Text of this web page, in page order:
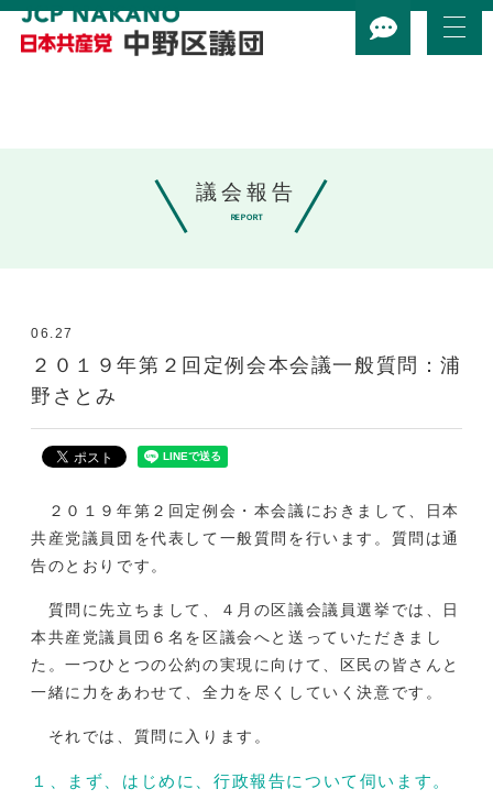
議会報告
REPORT
06.27
２０１９年第２回定例会本会議一般質問：浦
野さとみ
２０１９年第２回定例会・本会議におきまして、日本
共産党議員団を代表して一般質問を行います。質問は通
告のとおりです。
質問に先立ちまして、４月の区議会議員選挙では、日
本共産党議員団６名を区議会へと送っていただきまし
た。一つひとつの公約の実現に向けて、区民の皆さんと
一緒に力をあわせて、全力を尽くしていく決意です。
それでは、質問に入ります。
１、まず、はじめに、行政報告について伺います。